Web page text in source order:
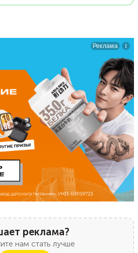
реклама?
нам стать лучше